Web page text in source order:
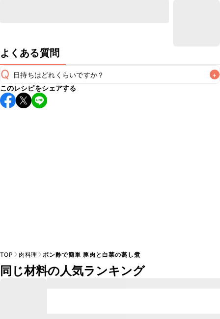
よくある質問
Q 日持ちはどれくらいですか？ +
保存期間は冷蔵で翌日中が目安です。なるべくお早めにお召
し上がりください。
このレシピをシェアする
TOP 肉料理 ポン酢で簡単 豚肉と白菜の蒸し煮
同じ材料の人気ランキング